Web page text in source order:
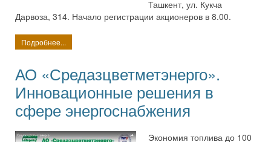
Ташкент, ул. Кукча
Дарвоза, 314. Начало регистрации акционеров в 8.00.
Подробнее...
АО «Средазцветметэнерго».
Инновационные решения в
сфере энергоснабжения
Экономия топлива до 100